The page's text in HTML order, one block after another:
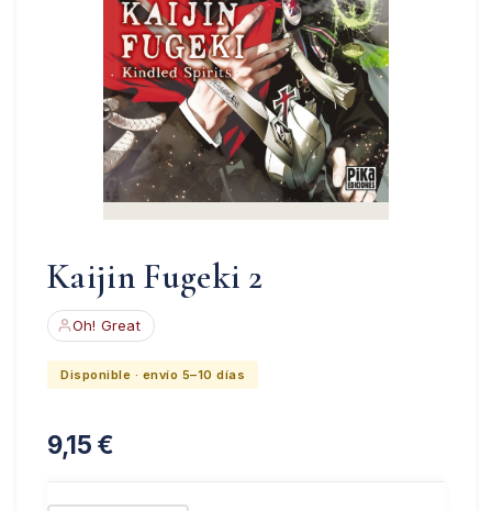
Kaijin Fugeki 2
Oh! Great
Disponible · envío 5–10 días
9,15 €